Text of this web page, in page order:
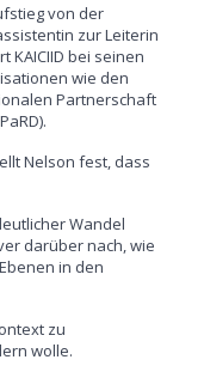
von der
zur Leiterin
KAICIID bei seinen
wie den
Partnerschaft
Nelson fest, dass
Wandel
darüber nach, wie
in den
zu
wolle.